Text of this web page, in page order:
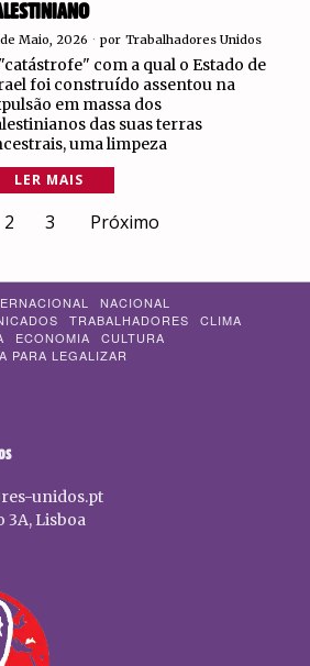
Maio, 2026 por Trabalhadores Unidos
com a qual o Estado de
foi construído assentou na
em massa dos
das suas terras
uma limpeza
LER MAIS
2 3 Próximo
NACIONAL
TRABALHADORES
CLIMA
ECONOMIA
CULTURA
PARA LEGALIZAR
unidos.pt
3A, Lisboa